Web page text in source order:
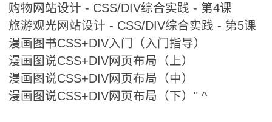
购物网站设计 - CSS/DIV综合实践 - 第4课
旅游观光网站设计 - CSS/DIV综合实践 - 第5课
漫画图书CSS+DIV入门（入门指导）
漫画图说CSS+DIV网页布局（上）
漫画图说CSS+DIV网页布局（中）
漫画图说CSS+DIV网页布局（下）" ^